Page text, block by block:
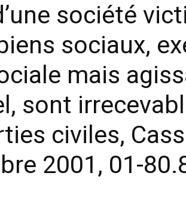
société
sociaux,
mais
sont
civiles,
2001, 01-